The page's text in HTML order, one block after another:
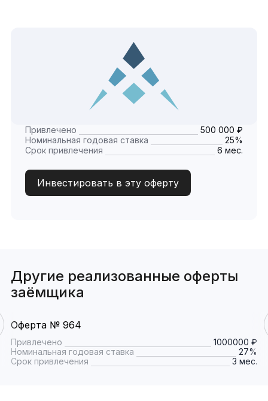
Привлечено
500 000 ₽
Номинальная годовая ставка
25%
Срок привлечения
6 мес.
Инвестировать в эту оферту
Другие реализованные оферты
заёмщика
Оферта № 964
Привлечено
1000000 ₽
Номинальная годовая ставка
27%
Срок привлечения
3 мес.